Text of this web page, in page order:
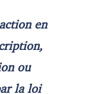
en
ou
la loi